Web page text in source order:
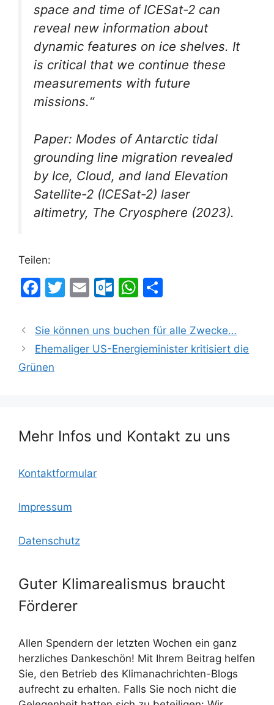
space and time of ICESat-2 can
reveal new information about
dynamic features on ice shelves. It
is critical that we continue these
measurements with future
missions.“
Paper: Modes of Antarctic tidal
grounding line migration revealed
by Ice, Cloud, and land Elevation
Satellite-2 (ICESat-2) laser
altimetry, The Cryosphere (2023).
Teilen:
F
c
e
b
k
T
itt
er
E
ai
l
O
lo
o
m
W
at
s
le
n
Sie können uns buchen für alle Zwecke…
Ehemaliger US-Energieminister kritisiert die
Grünen
Mehr Infos und Kontakt zu uns
Kontaktformular
Impressum
Datenschutz
Guter Klimarealismus braucht
Förderer
Allen Spendern der letzten Wochen ein ganz
herzliches Dankeschön! Mit Ihrem Beitrag helfen
Sie, den Betrieb des Klimanachrichten-Blogs
aufrecht zu erhalten. Falls Sie noch nicht die